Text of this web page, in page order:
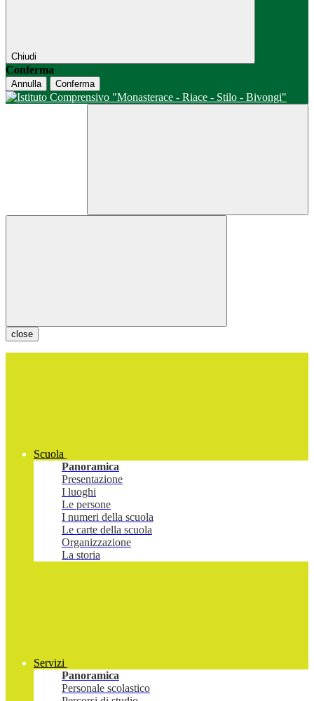
Chiudi
Conferma
Annulla Conferma
close
Scuola
Panoramica
Presentazione
I luoghi
Le persone
I numeri della scuola
Le carte della scuola
Organizzazione
La storia
Servizi
Panoramica
Personale scolastico